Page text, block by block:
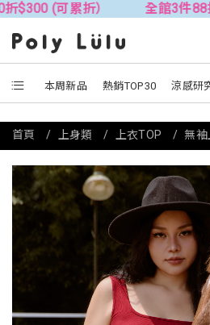
折） 全館3件88折！🦄 滿
本周新品 熱銷TOP30 涼感研
首頁 上身類 上衣TOP 無